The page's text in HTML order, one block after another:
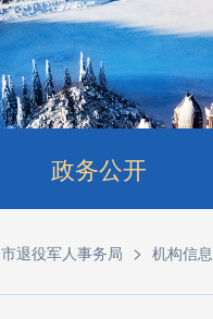
政务公开
市退役军人事务局 > 机构信息